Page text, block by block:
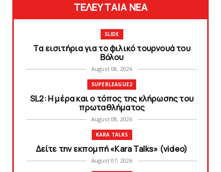
ΤΕΛΕΥΤΑΙΑ ΝΕΑ
SLIDE
Tα εισιτήρια για το φιλικό τουρνουά του
Bόλου
August 08, 2026
SUPERLEAGUE2
SL2: Η μέρα και ο τόπος της κλήρωσης του
πρωταθλήματος
August 08, 2026
KARA TALKS
Δείτε την εκπομπή «Kara Talks» (video)
August 07, 2026